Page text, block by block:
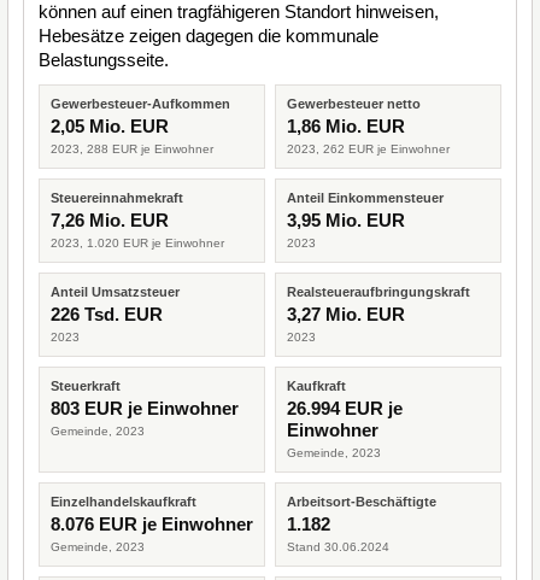
können auf einen tragfähigeren Standort hinweisen,
Hebesätze zeigen dagegen die kommunale
Belastungsseite.
Gewerbesteuer-Aufkommen
2,05 Mio. EUR
2023, 288 EUR je Einwohner
Gewerbesteuer netto
1,86 Mio. EUR
2023, 262 EUR je Einwohner
Steuereinnahmekraft
7,26 Mio. EUR
2023, 1.020 EUR je Einwohner
Anteil Einkommensteuer
3,95 Mio. EUR
2023
Anteil Umsatzsteuer
226 Tsd. EUR
2023
Realsteueraufbringungskraft
3,27 Mio. EUR
2023
Steuerkraft
803 EUR je Einwohner
Gemeinde, 2023
Kaufkraft
26.994 EUR je
Einwohner
Gemeinde, 2023
Einzelhandelskaufkraft
8.076 EUR je Einwohner
Gemeinde, 2023
Arbeitsort-Beschäftigte
1.182
Stand 30.06.2024